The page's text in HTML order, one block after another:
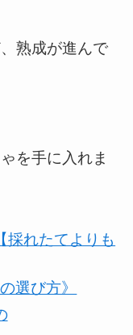
熟成が進んで
を手に入れま
採れたてよりも
選び方》